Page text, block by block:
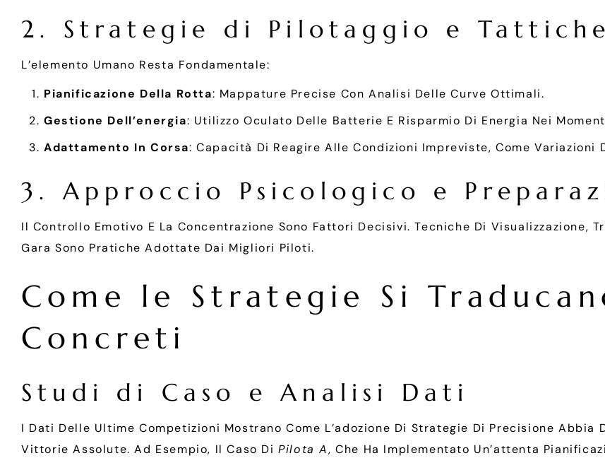
2. Strategie di Pilotaggio e
L’elemento Umano Resta Fondamentale:
Pianificazione Della Rotta: Mappature Precise Con Analisi Delle Curve Ottimali.
Gestione Dell’energia: Utilizzo Oculato Delle Batterie E Risparmio Di Energia Nei
Adattamento In Corsa: Capacità Di Reagire Alle Condizioni Impreviste, Come Variazioni
3. Approccio Psicologico e
Il Controllo Emotivo E La Concentrazione Sono Fattori Decisivi. Tecniche Di Visualizzazione,
Gara Sono Pratiche Adottate Dai Migliori Piloti.
Come le Strategie Si
Concreti
Studi di Caso e Analisi Dati
I Dati Delle Ultime Competizioni Mostrano Come L’adozione Di Strategie Di Precisione Abbia
Vittorie Assolute. Ad Esempio, Il Caso DiPilota A, Che Ha Implementato Un’attenta